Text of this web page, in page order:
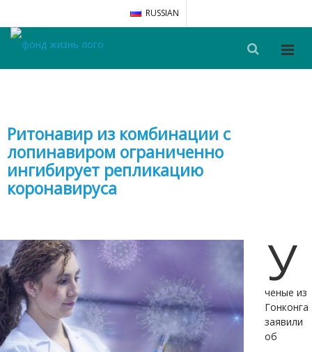
RUSSIAN
Ритонавир из комбинации с
лопинавиром ограниченно
ингибирует репликацию
коронавируса
У
ченые из
Гонконга
заявили
об